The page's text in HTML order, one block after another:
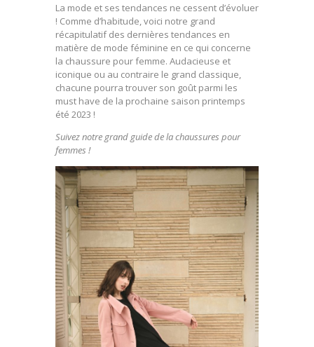
La mode et ses tendances ne cessent d’évoluer
! Comme d’habitude, voici notre grand
récapitulatif des dernières tendances en
matière de mode féminine en ce qui concerne
la chaussure pour femme. Audacieuse et
iconique ou au contraire le grand classique,
chacune pourra trouver son goût parmi les
must have de la prochaine saison printemps
été 2023 !
Suivez notre grand guide de la chaussures pour
femmes !